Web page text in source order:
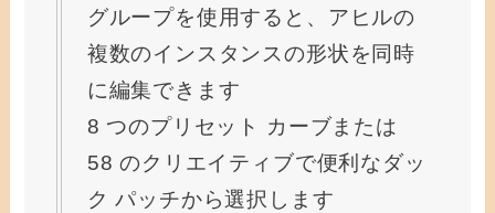
グループを使用すると、アヒルの
複数のインスタンスの形状を同時
に編集できます
8 つのプリセット カーブまたは
58 のクリエイティブで便利なダッ
ク パッチから選択します